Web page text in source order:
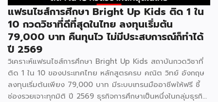
แฟรนไชส์การศึกษา Bright Up Kids ติด 1 ใน
10 กวดวิชาที่ดีที่สุดในไทย ลงทุนเริ่มต้น
79,000 บาท คืนทุนไว ไม่มีประสบการณ์ก็ทำได้
ปี 2569
วิเคราะห์แฟรนไชส์การศึกษา Bright Up Kids สถาบันกวดวิชาที่
ติด 1 ใน 10 ของประเทศไทย หลักสูตรครบ คณิต วิทย์ อังกฤษ
ลงทุนเริ่มต้นเพียง 79,000 บาท มีระบบเทรนมืออาชีพให้ฟรี ชี้
ช่องรวยเจาะทุกมิติ ปี 2569 ธุรกิจการศึกษาเป็นหนึ่งในกลุ่มธุรกิจ